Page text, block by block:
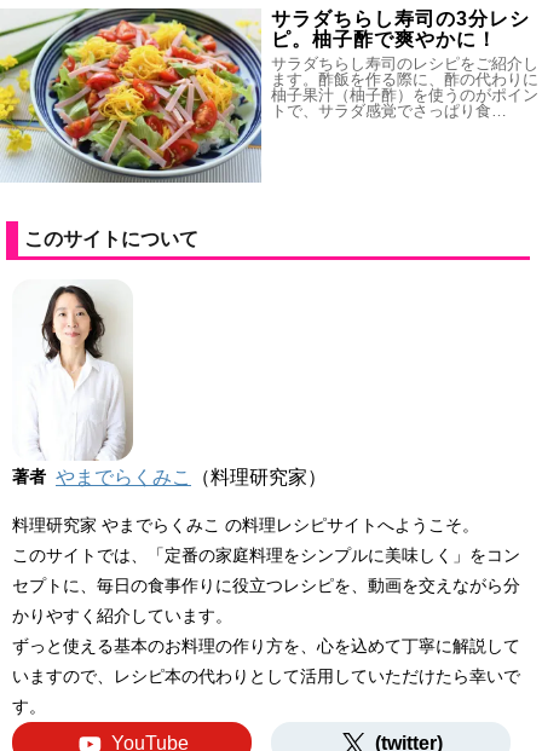
サラダちらし寿司の3分レシ
ピ。柚子酢で爽やかに！
サラダちらし寿司のレシピをご紹介し
ます。酢飯を作る際に、酢の代わりに
柚子果汁（柚子酢）を使うのがポイン
トで、サラダ感覚でさっぱり食…
このサイトについて
著者 やまでらくみこ （料理研究家）
料理研究家 やまでらくみこ の料理レシピサイトへようこそ。
このサイトでは、「定番の家庭料理をシンプルに美味しく」をコン
セプトに、毎日の食事作りに役立つレシピを、動画を交えながら分
かりやすく紹介しています。
ずっと使える基本のお料理の作り方を、心を込めて丁寧に解説して
いますので、レシピ本の代わりとして活用していただけたら幸いで
す。
YouTube (twitter)